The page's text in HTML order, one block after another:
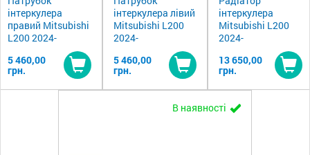
інтеркулера
правий Mitsubishi
L200 2024-
5 460,00
грн.
Купити
інтеркулера лівий
Mitsubishi L200
2024-
5 460,00
грн.
Купити
інтеркулера
Mitsubishi L200
2024-
13 650,00
грн.
В наявності